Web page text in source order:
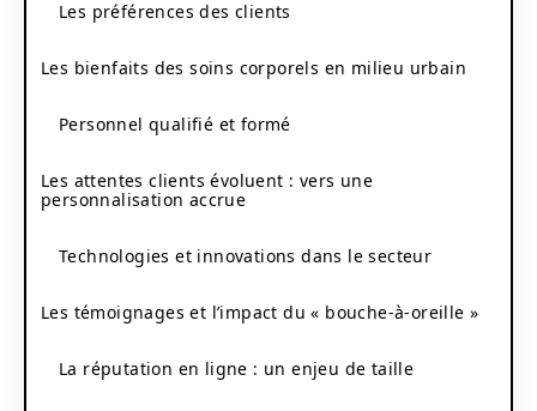
Les préférences des clients
Les bienfaits des soins corporels en milieu urbain
Personnel qualifié et formé
Les attentes clients évoluent : vers une
personnalisation accrue
Technologies et innovations dans le secteur
Les témoignages et l’impact du « bouche-à-oreille »
La réputation en ligne : un enjeu de taille